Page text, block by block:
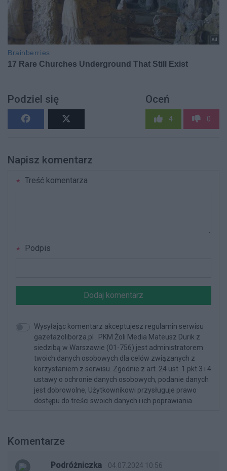
Podziel się Oceń
4 0
Napisz komentarz
Treść komentarza
Podpis
Dodaj komentarz
Wysyłając komentarz akceptujesz regulamin serwisu
gazetazoliborza.pl . PKM Żoli Media Mateusz Durik z
siedzibą w Warszawie (01-756) jest administratorem
twoich danych osobowych dla celów związanych z
korzystaniem z serwisu. Zgodnie z art. 24 ust. 1 pkt 3 i 4
ustawy o ochronie danych osobowych, podanie danych
jest dobrowolne, Użytkownikowi przysługuje prawo
dostępu do treści swoich danych i ich poprawiania.
Komentarze
Podróżniczka
04.07.2024 10:56